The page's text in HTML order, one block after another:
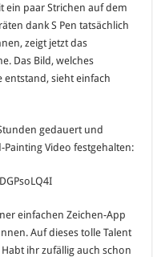
ein paar Strichen auf dem
dank S Pen tatsächlich
zeigt jetzt das
Das Bild, welches
entstand, sieht einfach
gedauert und
Video festgehalten:
einfachen Zeichen-App
Auf dieses tolle Talent
ihr zufällig auch schon